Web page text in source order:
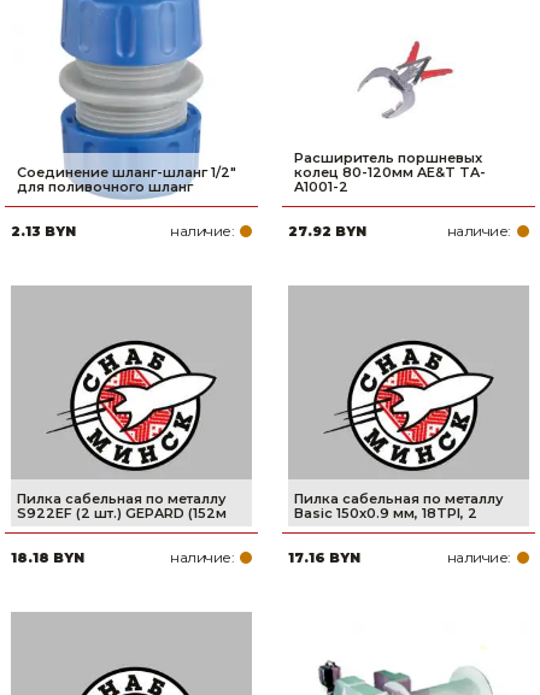
Соединение шланг-шланг 1/2"
для поливочного шланг
2.13 BYN наличие:
Расширитель поршневых
колец 80-120мм AE&T TA-
A1001-2
27.92 BYN наличие:
Пилка сабельная по металлу
S922EF (2 шт.) GEPARD (152м
18.18 BYN наличие:
Пилка сабельная по металлу
Basic 150x0.9 мм, 18TPI, 2
17.16 BYN наличие: